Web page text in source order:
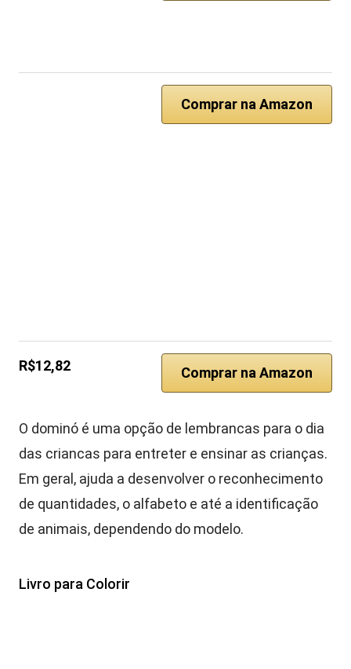
Comprar na Amazon
R$12,82 Comprar na Amazon
O dominó é uma opção de lembrancas para o dia
das criancas para entreter e ensinar as crianças.
Em geral, ajuda a desenvolver o reconhecimento
de quantidades, o alfabeto e até a identificação
de animais, dependendo do modelo.
Livro para Colorir